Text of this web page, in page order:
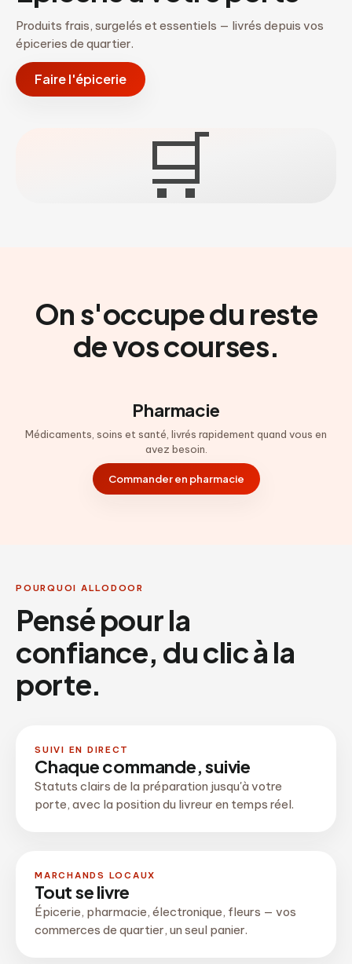
Produits frais, surgelés et essentiels — livrés depuis vos
épiceries de quartier.
Faire l'épicerie
🛒
On s'occupe du reste
de vos courses.
Pharmacie
Médicaments, soins et santé, livrés rapidement quand vous en
avez besoin.
Commander en pharmacie
POURQUOI ALLODOOR
Pensé pour la
confiance, du clic à la
porte.
SUIVI EN DIRECT
Chaque commande, suivie
Statuts clairs de la préparation jusqu'à votre
porte, avec la position du livreur en temps réel.
MARCHANDS LOCAUX
Tout se livre
Épicerie, pharmacie, électronique, fleurs — vos
commerces de quartier, un seul panier.